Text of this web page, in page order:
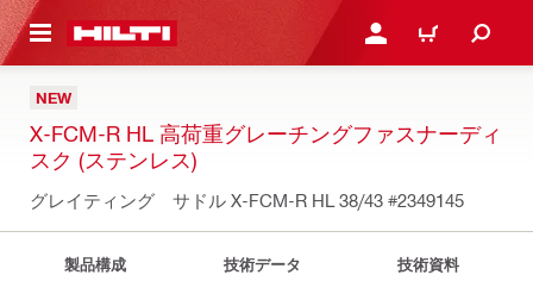
内容を表示 ログイン・新規オンライ
カート
NEW
X-FCM-R HL 高荷重グレーチングファスナーディ
スク (ステンレス)
グレイティング゙サドル X-FCM-R HL 38/43 #2349145
製品構成 技術データ 技術資料